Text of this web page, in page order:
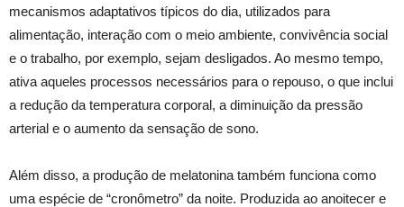
mecanismos adaptativos típicos do dia, utilizados para
alimentação, interação com o meio ambiente, convivência social
e o trabalho, por exemplo, sejam desligados. Ao mesmo tempo,
ativa aqueles processos necessários para o repouso, o que inclui
a redução da temperatura corporal, a diminuição da pressão
arterial e o aumento da sensação de sono.
Além disso, a produção de melatonina também funciona como
uma espécie de “cronômetro” da noite. Produzida ao anoitecer e